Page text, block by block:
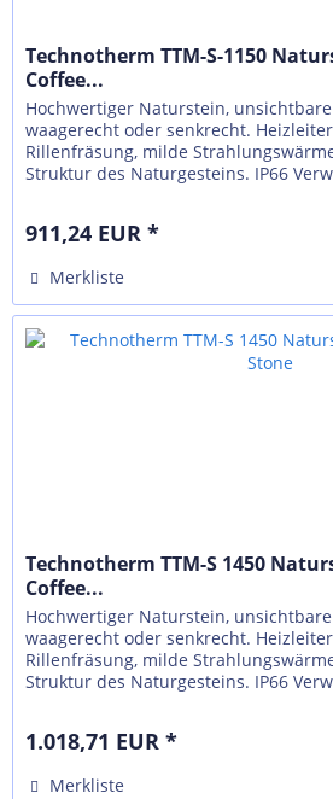
Technotherm TTM-S-1150
Coffee...
Hochwertiger Naturstein,
waagerecht oder senkrecht.
Rillenfräsung, milde
Struktur des Naturgesteins. IP66
911,24 EUR *
Merkliste
Technotherm TTM-S 1450
Coffee...
Hochwertiger Naturstein,
waagerecht oder senkrecht.
Rillenfräsung, milde
Struktur des Naturgesteins. IP66
1.018,71 EUR *
Merkliste